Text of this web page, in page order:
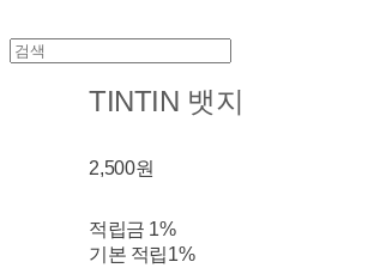
TINTIN 뱃지
2,500원
적립금 1%
기본 적립1%